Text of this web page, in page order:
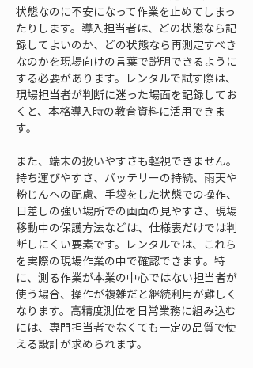
状態なのに不安になって作業を止めてしまっ
たりします。導入担当者は、どの状態なら記
録してよいのか、どの状態なら再測定すべき
なのかを現場向けの言葉で説明できるように
する必要があります。レンタルで試す際は、
現場担当者が判断に迷った場面を記録してお
くと、本格導入時の教育資料に活用できま
す。
また、端末の扱いやすさも軽視できません。
持ち運びやすさ、バッテリーの持続、雨天や
粉じんへの配慮、手袋をした状態での操作、
日差しの強い場所での画面の見やすさ、現場
移動中の保護方法などは、仕様表だけでは判
断しにくい要素です。レンタルでは、これら
を実際の現場作業の中で確認できます。特
に、測る作業が本業の中心ではない担当者が
使う場合、操作が複雑だと継続利用が難しく
なります。高精度測位を日常業務に組み込む
には、専門担当者でなくても一定の品質で使
える設計が求められます。